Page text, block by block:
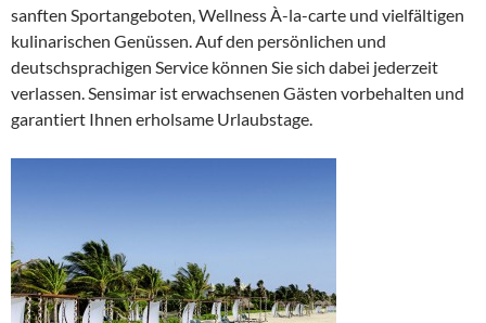
sanften Sportangeboten, Wellness À-la-carte und vielfältigen
kulinarischen Genüssen. Auf den persönlichen und
deutschsprachigen Service können Sie sich dabei jederzeit
verlassen. Sensimar ist erwachsenen Gästen vorbehalten und
garantiert Ihnen erholsame Urlaubstage.